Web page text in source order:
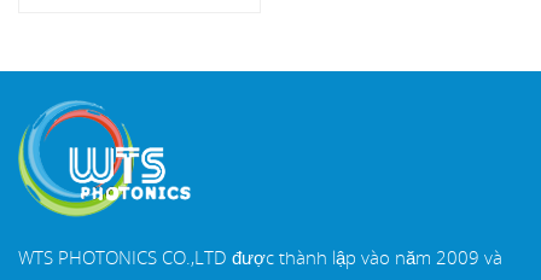
WTS PHOTONICS CO.,LTD được thành lập vào năm 2009 và